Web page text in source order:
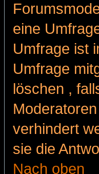
eine
Umfrage ist
Umfrage
löschen ,
verhindert
sie die
Nach oben